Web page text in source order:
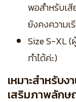
พอสำหรับเสี
ยังคงความเ
Size S-XL
ทำได้ค่ะ)
เหมาะสำหรับ
เสริมภาพลัก